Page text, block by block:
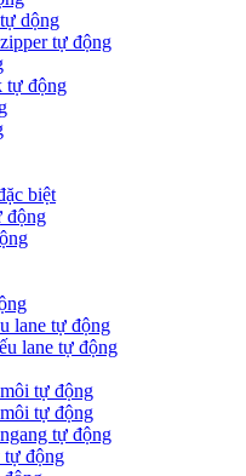
dộng
tự động
tự động
biệt
động
lane tự động
lane tự động
tự động
tự động
tự động
tự động